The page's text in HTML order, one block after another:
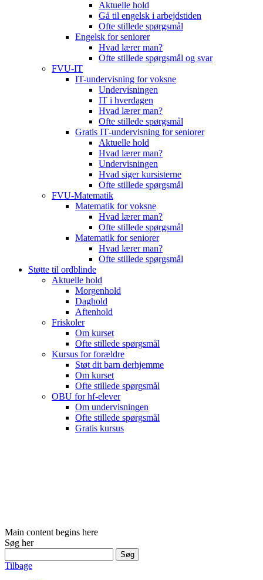
Aktuelle hold
Gå til engelsk i arbejdstiden
Ofte stillede spørgsmål
Engelsk for seniorer
Hvad lærer man?
Ofte stillede spørgsmål og svar
FVU-IT
IT-undervisning for voksne
Undervisningen
IT i hverdagen
Hvad lærer man?
Ofte stillede spørgsmål
Gratis IT‑undervisning for seniorer
Aktuelle hold
Hvad lærer man?
Undervisningen
Hvad siger kursisterne
Ofte stillede spørgsmål
FVU-Matematik
Matematik for voksne
Hvad lærer man?
Ofte stillede spørgsmål
Matematik for seniorer
Hvad lærer man?
Ofte stillede spørgsmål
Støtte til ordblinde
Aktuelle hold
Morgenhold
Daghold
Aftenhold
Friskoler
Om kurset
Ofte stillede spørgsmål
Kursus for forældre
Støt dit barn derhjemme
Om kurset
Ofte stillede spørgsmål
OBU for hf-elever
Om undervisningen
Ofte stillede spørgsmål
Gratis kursus
Main content begins here
Søg her
efter:
Tilbage